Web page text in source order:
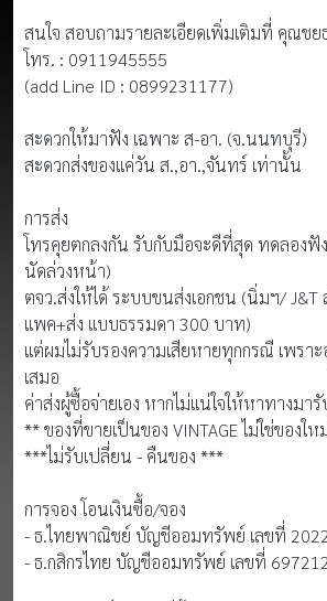
สนใจ สอบถามรายละเอียดเพิ่มเติมที่ คุณชย
โทร. : 0911945555
(add Line ID : 0899231177)
สะดวกให้มาฟัง เฉพาะ ส-อา. (จ.นนทบุรี)
สะดวกส่งของแค่วัน ส.,อา.,จันทร์ เท่านั้น
การส่ง
โทรคุยตกลงกัน รับกับมือจะดีที่สุด ทดลองฟั
นัดล่วงหน้า)
ตจว.ส่งให้ได้ ระบบขนส่งเอกชน (นิ่มฯ/ J&T
แพค+ส่ง แบบธรรมดา 300 บาท)
แต่ผมไม่รับรองความเสียหายทุกกรณี เพรา
เสมอ
ค่าส่งผู้ซื้อจ่ายเอง หากไม่แน่ใจให้หาทางมา
** ของที่ขายเป็นของ VINTAGE ไม่ใช่ของใ
***ไม่รับเปลี่ยน - คืนของ ***
การจอง โอนเงินซื้อ/จอง
- ธ.ไทยพาณิชย์ บัญชีออมทรัพย์ เลขที่
- ธ.กสิกรไทย บัญชีออมทรัพย์ เลขที่